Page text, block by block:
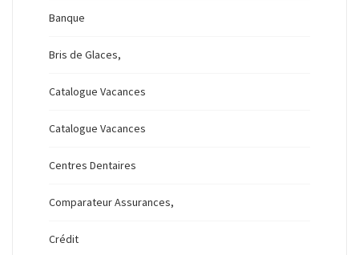
Banque
Bris de Glaces,
Catalogue Vacances
Catalogue Vacances
Centres Dentaires
Comparateur Assurances,
Crédit